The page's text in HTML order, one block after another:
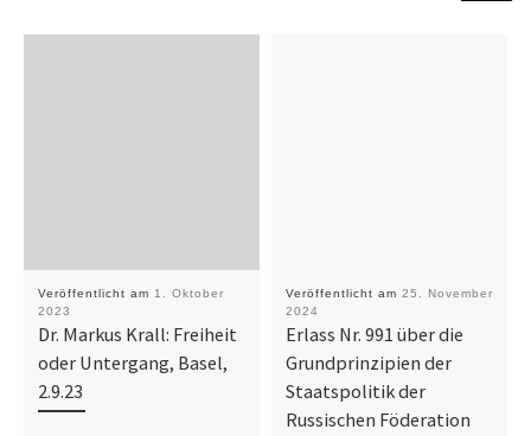
Veröffentlicht am 1. Oktober
2023
Dr. Markus Krall: Freiheit
oder Untergang, Basel,
2.9.23
Veröffentlicht am 25. November
2024
Erlass Nr. 991 über die
Grundprinzipien der
Staatspolitik der
Russischen Föderation